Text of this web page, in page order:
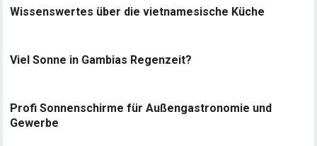
Wissenswertes über die vietnamesische Küche
Viel Sonne in Gambias Regenzeit?
Profi Sonnenschirme für Außengastronomie und
Gewerbe